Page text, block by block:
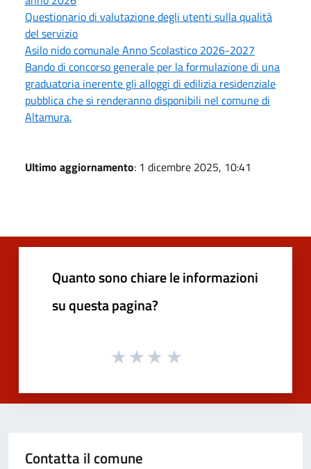
Questionario di valutazione degli utenti sulla qualità
del servizio
Asilo nido comunale Anno Scolastico 2026-2027
Bando di concorso generale per la formulazione di una
graduatoria inerente gli alloggi di edilizia residenziale
pubblica che si renderanno disponibili nel comune di
Altamura.
Ultimo aggiornamento: 1 dicembre 2025, 10:41
Quanto sono chiare le informazioni
su questa pagina?
Contatta il comune